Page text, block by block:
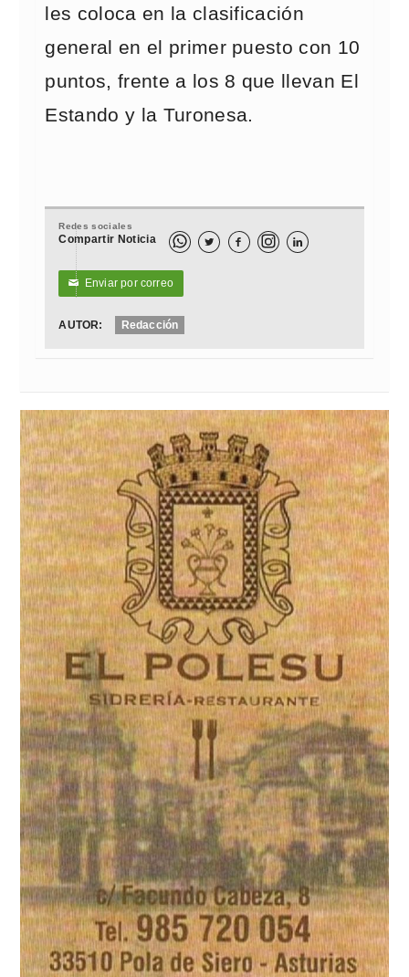
les coloca en la clasificación
general en el primer puesto con 10
puntos, frente a los 8 que llevan El
Estando y la Turonesa.
Redes sociales
Compartir Noticia   
✉ Enviar por correo
AUTOR: Redacción